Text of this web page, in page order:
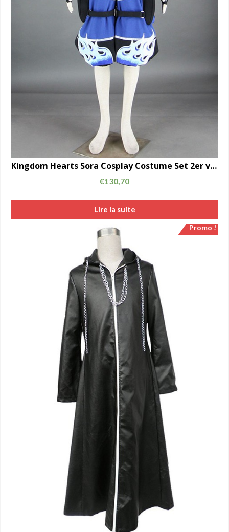
Kingdom Hearts Sora Cosplay Costume Set 2er version AC00713
€130,70
Lire la suite
Promo !